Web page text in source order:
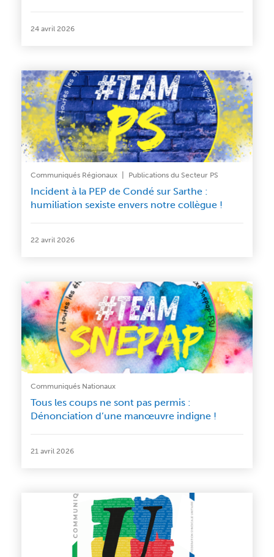
24 avril 2026
Communiqués Régionaux Publications du Secteur PS
Incident à la PEP de Condé sur Sarthe :
humiliation sexiste envers notre collègue !
22 avril 2026
Communiqués Nationaux
Tous les coups ne sont pas permis :
Dénonciation d’une manœuvre indigne !
21 avril 2026